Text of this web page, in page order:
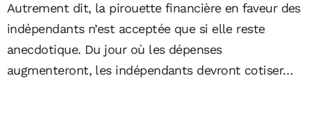
Autrement dit, la pirouette financière en faveur des
indépendants n’est acceptée que si elle reste
anecdotique. Du jour où les dépenses
augmenteront, les indépendants devront cotiser…